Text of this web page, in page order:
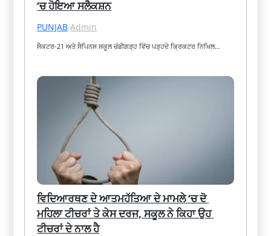
‘ਚ ਹੋਇਆ ਸਲੈਕਸ਼ਨ
PUNJAB·Admin
ਸੈਕਟਰ-21 ਅਤੇ ਸੈਪਿਨਸ ਸਕੂਲ ਚੰਡੀਗੜ੍ਹ ਵਿੱਚ ਪੜ੍ਹਦੇ ਕ੍ਰਿਕਟਰ ਨਿਖਿਲ…
ਵਿਦਿਆਰਥਣ ਦੇ ਆਤਮਹੱਤਿਆ ਦੇ ਮਾਮਲੇ ‘ਚ ਦੋ
ਮਹਿਲਾ ਟੀਚਰਾਂ ਤੇ ਕੇਸ ਦਰਜ, ਸਕੂਲ ਨੇ ਕਿਹਾ ਉਹ
ਟੀਚਰਾਂ ਦੇ ਨਾਲ ਹੈ